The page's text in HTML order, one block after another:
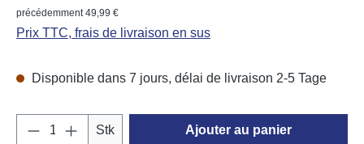
précédemment 49,99 €
Prix TTC, frais de livraison en sus
Disponible dans 7 jours, délai de livraison 2-5 Tage
Quantité de produit : Entrez la quantité
Stk Ajouter au panier